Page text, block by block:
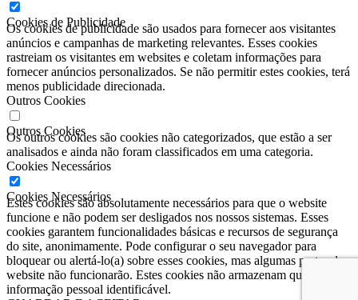
Cookies de Publicidade
Os cookies de publicidade são usados ​​para fornecer aos visitantes
anúncios e campanhas de marketing relevantes. Esses cookies
rastreiam os visitantes em websites e coletam informações para
fornecer anúncios personalizados. Se não permitir estes cookies, terá
menos publicidade direcionada.
Outros Cookies
Outros Cookies
Os outros cookies são cookies não categorizados, que estão a ser
analisados ​​e ainda não foram classificados em uma categoria.
Cookies Necessários
Cookies Necessários
Estes cookies são absolutamente necessários para que o website
funcione e não podem ser desligados nos nossos sistemas. Esses
cookies garantem funcionalidades básicas e recursos de segurança
do site, anonimamente. Pode configurar o seu navegador para
bloquear ou alertá-lo(a) sobre esses cookies, mas algumas partes do
website não funcionarão. Estes cookies não armazenam qualquer
informação pessoal identificável.